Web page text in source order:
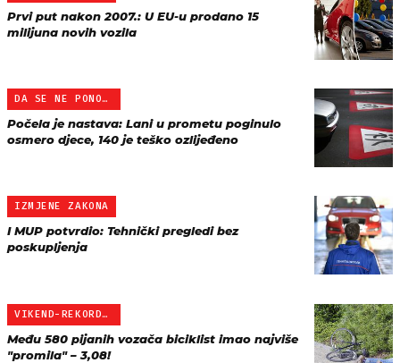
Prvi put nakon 2007.: U EU-u prodano 15
milijuna novih vozila
DA SE NE PONOVI
Počela je nastava: Lani u prometu poginulo
osmero djece, 140 je teško ozlijeđeno
IZMJENE ZAKONA
I MUP potvrdio: Tehnički pregledi bez
poskupljenja
VIKEND-REKORDER
Među 580 pijanih vozača biciklist imao najviše
"promila" – 3,08!